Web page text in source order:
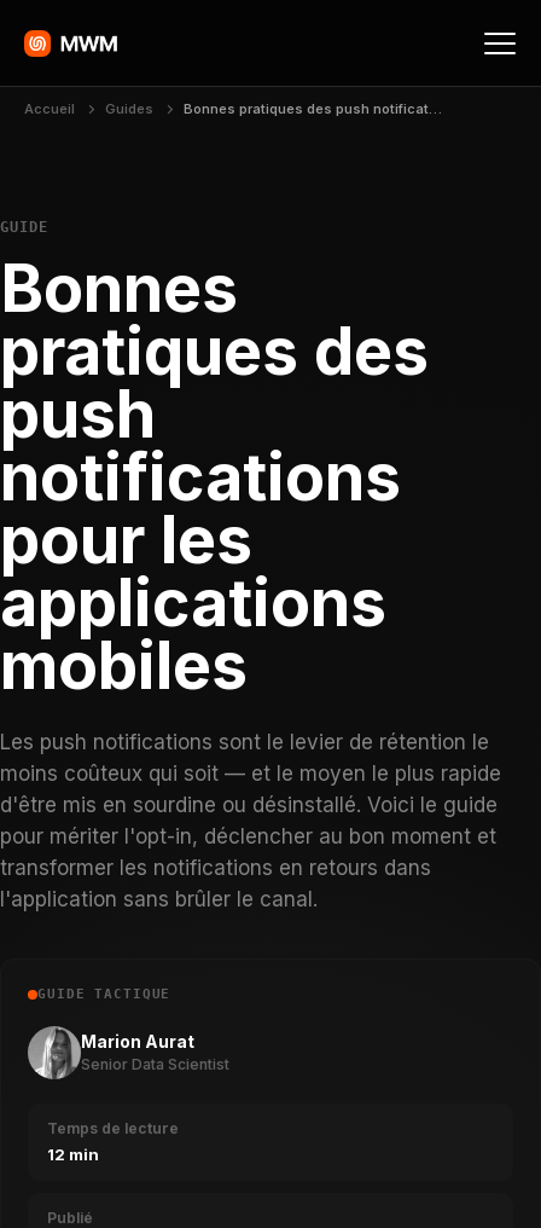
Accueil Guides Bonnes pratiques des push notifications pour les applications mobiles
GUIDE
Bonnes
pratiques des
push
notifications
pour les
applications
mobiles
Les push notifications sont le levier de rétention le
moins coûteux qui soit — et le moyen le plus rapide
d'être mis en sourdine ou désinstallé. Voici le guide
pour mériter l'opt-in, déclencher au bon moment et
transformer les notifications en retours dans
l'application sans brûler le canal.
GUIDE TACTIQUE
Marion Aurat
Senior Data Scientist
Temps de lecture
12 min
Publié